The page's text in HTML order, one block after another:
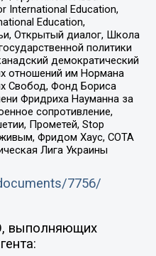
International Education,
Education,
Открытый диалог, Школа
политики
демократический
отношений им Нормана
Свобод, Фонд Бориса
Фридриха Науманна за
сопротивление,
Прометей, Stop
Фридом Хаус, СОТА
Лига Украины
7756/
выполняющих